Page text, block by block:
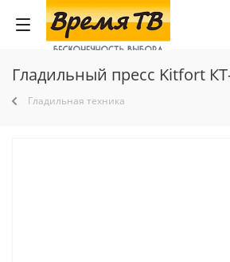
Гладильный пресс Kitfort
Гладильная техника